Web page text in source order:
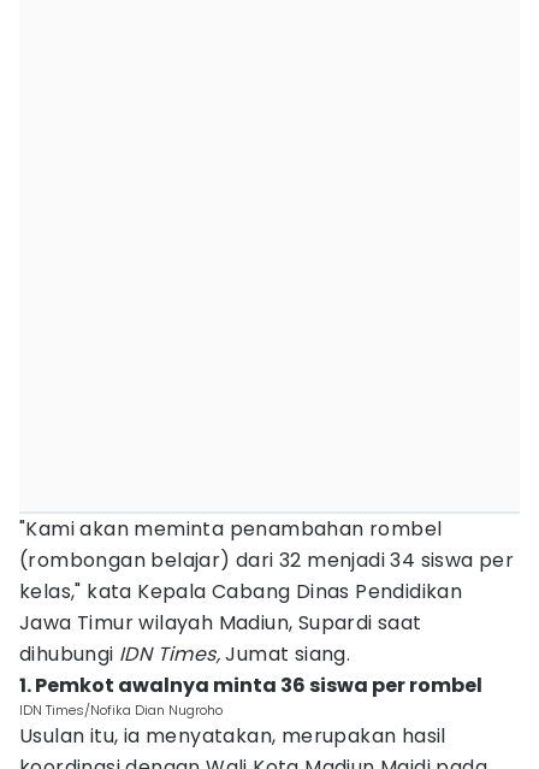
"Kami akan meminta penambahan rombel
(rombongan belajar) dari 32 menjadi 34 siswa per
kelas," kata Kepala Cabang Dinas Pendidikan
Jawa Timur wilayah Madiun, Supardi saat
dihubungi IDN Times,Jumat siang.
1. Pemkot awalnya minta 36 siswa per rombel
IDN Times/Nofika Dian Nugroho
Usulan itu, ia menyatakan, merupakan hasil